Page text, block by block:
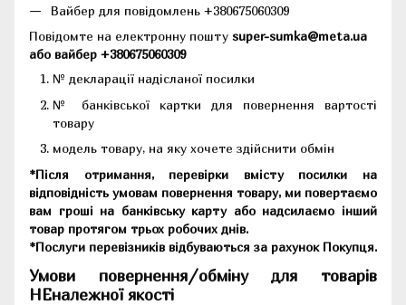
Вайбер для повідомлень +380675060309
Повідомте на електронну пошту super-sumka@meta.ua
або вайбер +380675060309
№ декларації надісланої посилки
№ банківської картки для повернення вартості
товару
модель товару, на яку хочете здійснити обмін
*Після отримання, перевірки вмісту посилки на
відповідність умовам повернення товару, ми повертаємо
вам гроші на банківську карту або надсилаємо інший
товар протягом трьох робочих днів.
*Послуги перевізників відбуваються за рахунок Покупця.
Умови повернення/обміну для товарів
НЕналежної якості